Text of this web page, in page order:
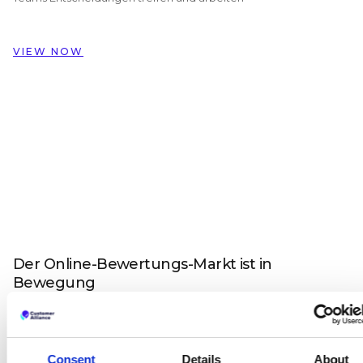
Consent Details About
Daten die Renovierung von 324
Customer Alliance Gästefeedback über
VIEW NOW
Der Online-Bewertungs-Markt ist in
Bewegung
HRS ändert die Hotel-Suche und Facebook integriert
Heute bin ich auf einen interessanten Artikel auf